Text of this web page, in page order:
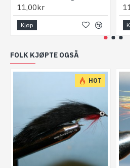
11,00kr
Kjøp
FOLK KJØPTE OGSÅ
HOT